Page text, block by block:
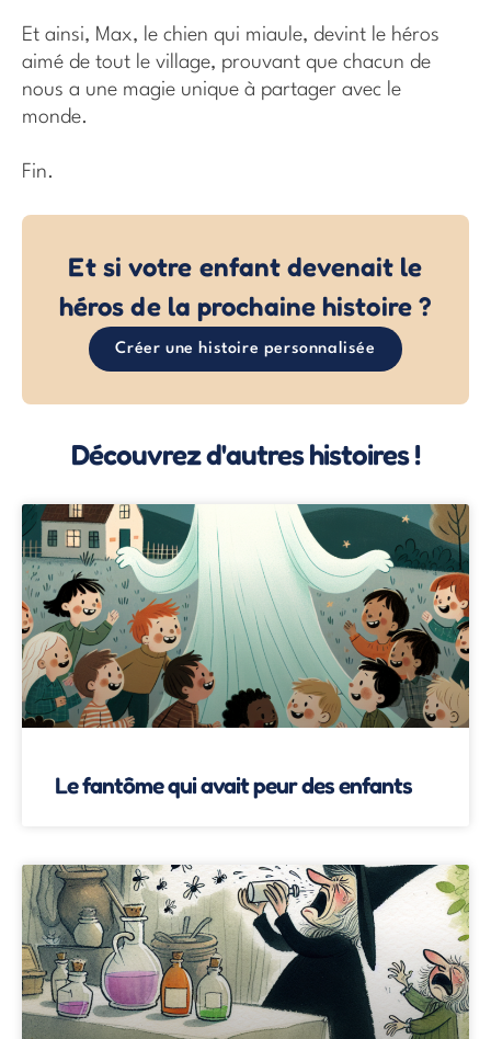
Et ainsi, Max, le chien qui miaule, devint le héros
aimé de tout le village, prouvant que chacun de
nous a une magie unique à partager avec le
monde.
Fin.
Et si votre enfant devenait le
héros de la prochaine histoire ?
Créer une histoire personnalisée
Découvrez d'autres histoires !
Le fantôme qui avait peur des enfants